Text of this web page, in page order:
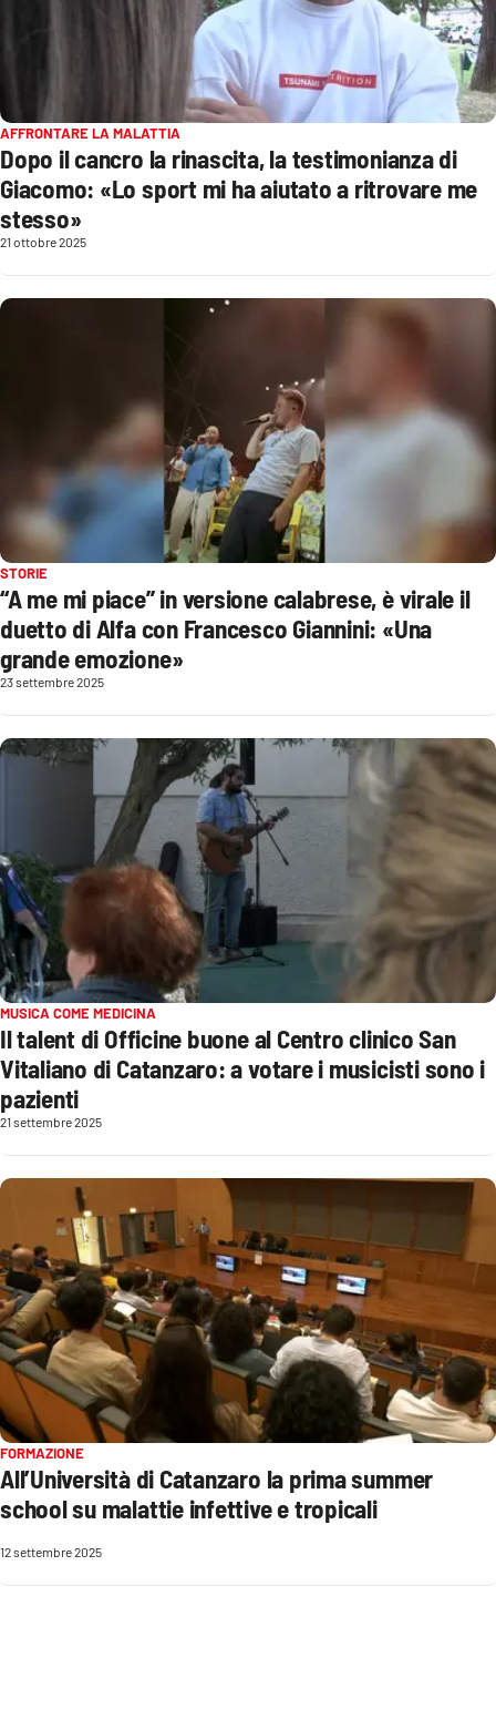
Apple
AFFRONTARE LA MALATTIA
Dopo il cancro la rinascita, la testimonianza di
Giacomo: «Lo sport mi ha aiutato a ritrovare me
stesso»
21 ottobre 2025
STORIE
“A me mi piace” in versione calabrese, è virale il
duetto di Alfa con Francesco Giannini: «Una
grande emozione»
23 settembre 2025
MUSICA COME MEDICINA
Il talent di Officine buone al Centro clinico San
Vitaliano di Catanzaro: a votare i musicisti sono i
pazienti
21 settembre 2025
FORMAZIONE
All’Università di Catanzaro la prima summer
school su malattie infettive e tropicali
12 settembre 2025